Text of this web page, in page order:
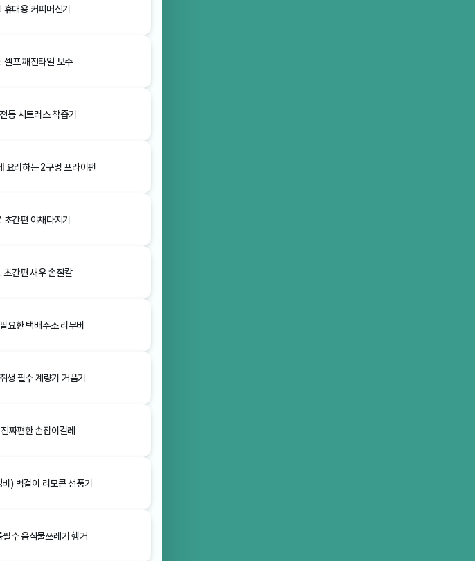
휴대용 커피머신기
셀프 깨진타일 보수
동 시트러스 착즙기
요리하는 2구멍 프라이팬
초간편 야채다지기
초간편 새우 손질칼
요한 택배주소 리무버
생 필수 계량기 거품기
짜편한 손잡이걸레
) 벽걸이 리모콘 선풍기
필수 음식물쓰레기 헹거